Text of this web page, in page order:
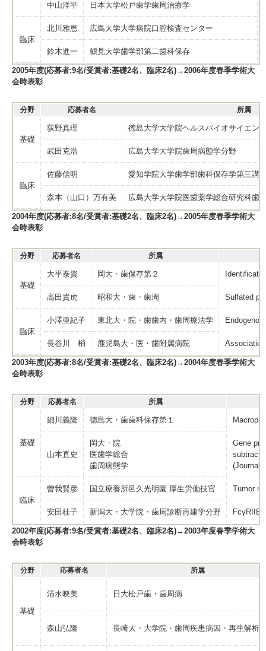
中山洋平 日本大学松戸歯学歯周治療学
臨床
北川雅恵 広島大学大学病院口腔検査センター
鈴木進一 鶴見大学歯学部第二歯科保存
2005年度(応募者:9名/受賞者:基礎2名、臨床2名)→2006年度春季学術大
会時表彰
分野 応募者名 所属
基礎
荻野真理 徳島大学大学院ヘルスバイオサイエン
武田克浩 広島大学大学院歯周病態学分野
臨床
佐藤信明 愛知学院大学歯学部歯科保存学第三講
森本（山口）万有美 広島大学大学院医歯薬学総合研究科歯
2004年度(応募者:8名/受賞者:基礎2名、臨床2名)→2005年度春季学術大
会時表彰
分野 応募者名 所属
基礎
大平泰資 岡大・歯保存第２
高田貴虎 昭和大・歯・歯周 Sulfated
臨床
小澤亜紀子 東北大・院・歯歯内・歯周療法学
長谷川 梢 鹿児島大・医・歯附属病院
2003年度(応募者:8名/受賞者:基礎2名、臨床2名)→2004年度春季学術大
会時表彰
分野 応募者名 所属
基礎
細川義隆 徳島大・歯歯科保存第１
山本直史
岡大・院
医歯学総合
歯周病態学
Gene
(Journal
臨床
曽我賢彦 国立療養所邑久光明園 厚生労働技官 Tumor
安田桂子 新潟大・大学院・歯周診断再建学分野 FcγRIIB
2002年度(応募者:9名/受賞者:基礎2名、臨床2名)→2003年度春季学術大
会時表彰
分野 応募者名 所属
基礎
清水映美 日大松戸歯・歯周病
森山弘隆 長崎大・大学院・歯周疾患病因・再生解析